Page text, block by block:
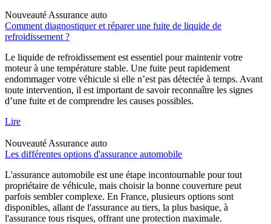
Nouveauté Assurance auto
Comment diagnostiquer et réparer une fuite de liquide de
refroidissement ?
Le liquide de refroidissement est essentiel pour maintenir votre
moteur à une température stable. Une fuite peut rapidement
endommager votre véhicule si elle n’est pas détectée à temps. Avant
toute intervention, il est important de savoir reconnaître les signes
d’une fuite et de comprendre les causes possibles.
Lire
Nouveauté Assurance auto
Les différentes options d'assurance automobile
L'assurance automobile est une étape incontournable pour tout
propriétaire de véhicule, mais choisir la bonne couverture peut
parfois sembler complexe. En France, plusieurs options sont
disponibles, allant de l'assurance au tiers, la plus basique, à
l'assurance tous risques, offrant une protection maximale.